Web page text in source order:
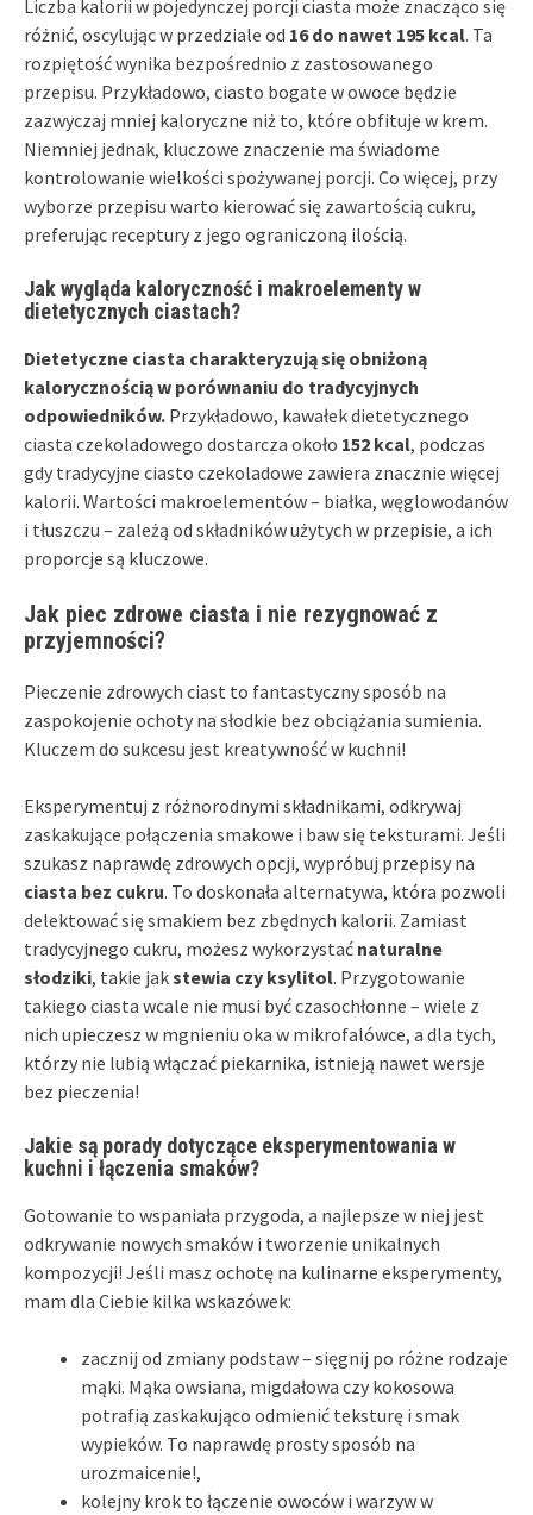
Liczba kalorii w pojedynczej porcji ciasta może znacząco się
różnić, oscylując w przedziale od 16 do nawet 195 kcal. Ta
rozpiętość wynika bezpośrednio z zastosowanego
przepisu. Przykładowo, ciasto bogate w owoce będzie
zazwyczaj mniej kaloryczne niż to, które obfituje w krem.
Niemniej jednak, kluczowe znaczenie ma świadome
kontrolowanie wielkości spożywanej porcji. Co więcej, przy
wyborze przepisu warto kierować się zawartością cukru,
preferując receptury z jego ograniczoną ilością.
Jak wygląda kaloryczność i makroelementy w
dietetycznych ciastach?
Dietetyczne ciasta charakteryzują się obniżoną
kalorycznością w porównaniu do tradycyjnych
odpowiedników. Przykładowo, kawałek dietetycznego
ciasta czekoladowego dostarcza około 152 kcal, podczas
gdy tradycyjne ciasto czekoladowe zawiera znacznie więcej
kalorii. Wartości makroelementów – białka, węglowodanów
i tłuszczu – zależą od składników użytych w przepisie, a ich
proporcje są kluczowe.
Jak piec zdrowe ciasta i nie rezygnować z
przyjemności?
Pieczenie zdrowych ciast to fantastyczny sposób na
zaspokojenie ochoty na słodkie bez obciążania sumienia.
Kluczem do sukcesu jest kreatywność w kuchni!
Eksperymentuj z różnorodnymi składnikami, odkrywaj
zaskakujące połączenia smakowe i baw się teksturami. Jeśli
szukasz naprawdę zdrowych opcji, wypróbuj przepisy na
ciasta bez cukru. To doskonała alternatywa, która pozwoli
delektować się smakiem bez zbędnych kalorii. Zamiast
tradycyjnego cukru, możesz wykorzystać naturalne
słodziki, takie jakstewia czy ksylitol. Przygotowanie
takiego ciasta wcale nie musi być czasochłonne – wiele z
nich upieczesz w mgnieniu oka w mikrofalówce, a dla tych,
którzy nie lubią włączać piekarnika, istnieją nawet wersje
bez pieczenia!
Jakie są porady dotyczące eksperymentowania w
kuchni i łączenia smaków?
Gotowanie to wspaniała przygoda, a najlepsze w niej jest
odkrywanie nowych smaków i tworzenie unikalnych
kompozycji! Jeśli masz ochotę na kulinarne eksperymenty,
mam dla Ciebie kilka wskazówek:
zacznij od zmiany podstaw – sięgnij po różne rodzaje
mąki. Mąka owsiana, migdałowa czy kokosowa
potrafią zaskakująco odmienić teksturę i smak
wypieków. To naprawdę prosty sposób na
urozmaicenie!,
kolejny krok to łączenie owoców i warzyw w